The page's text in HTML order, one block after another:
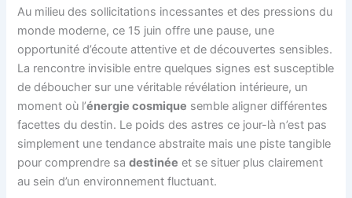
Au milieu des sollicitations incessantes et des pressions du
monde moderne, ce 15 juin offre une pause, une
opportunité d’écoute attentive et de découvertes sensibles.
La rencontre invisible entre quelques signes est susceptible
de déboucher sur une véritable révélation intérieure, un
moment où l’énergie cosmique semble aligner différentes
facettes du destin. Le poids des astres ce jour-là n’est pas
simplement une tendance abstraite mais une piste tangible
pour comprendre sadestinée et se situer plus clairement
au sein d’un environnement fluctuant.